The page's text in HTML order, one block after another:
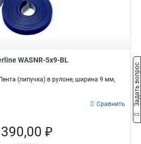
WASNR-5x9-BL
(липучка) в рулоне, ширина 9 мм,
Сравнить
390,00 ₽
Задать вопрос